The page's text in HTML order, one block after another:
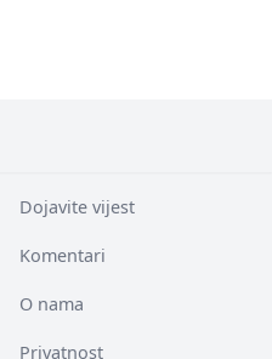
Dojavite vijest
Komentari
O nama
Privatnost